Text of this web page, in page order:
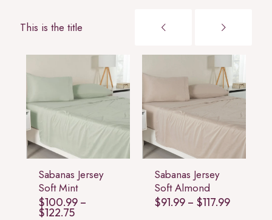
This is the title
Sabanas Jersey
Soft Mint
$100.99 –
$122.75Price
Sabanas Jersey
Soft Almond
$91.99 – $117.99Price